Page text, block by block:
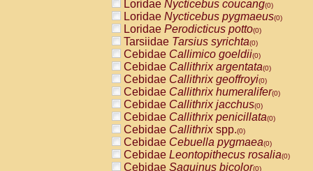
Loridae Nycticebus coucang(0)
Loridae Nycticebus pygmaeus(0)
Loridae Perodicticus potto(0)
Tarsiidae Tarsius syrichta(0)
Cebidae Callimico goeldii(0)
Cebidae Callithrix argentata(0)
Cebidae Callithrix geoffroyi(0)
Cebidae Callithrix humeralifer(0)
Cebidae Callithrix jacchus(0)
Cebidae Callithrix penicillata(0)
Cebidae Callithrixspp.(0)
Cebidae Cebuella pygmaea(0)
Cebidae Leontopithecus rosalia(0)
Cebidae Saguinus bicolor(0)